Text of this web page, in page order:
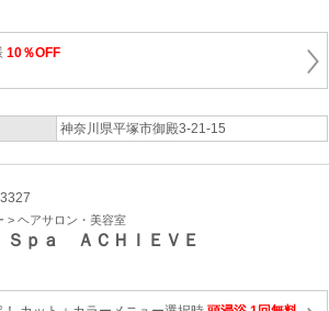
10％OFF
神奈川県平塚市御殿3-21-15
> ヘアサロン・美容室
ｐａ ＡＣＨＩＥＶＥ